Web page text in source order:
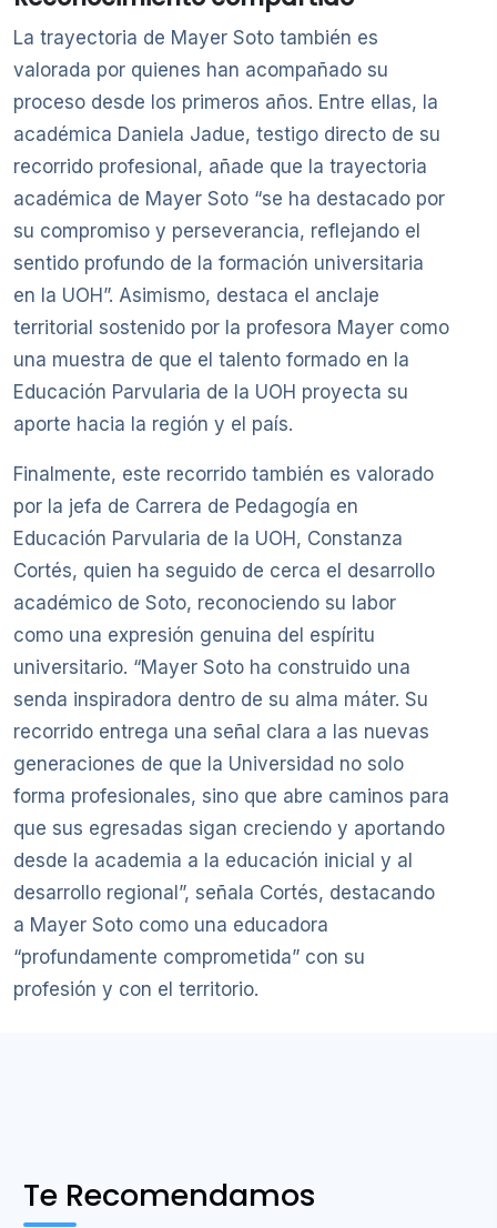
La trayectoria de Mayer Soto también es
valorada por quienes han acompañado su
proceso desde los primeros años. Entre ellas, la
académica Daniela Jadue, testigo directo de su
recorrido profesional, añade que la trayectoria
académica de Mayer Soto “se ha destacado por
su compromiso y perseverancia, reflejando el
sentido profundo de la formación universitaria
en la UOH”. Asimismo, destaca el anclaje
territorial sostenido por la profesora Mayer como
una muestra de que el talento formado en la
Educación Parvularia de la UOH proyecta su
aporte hacia la región y el país.
Finalmente, este recorrido también es valorado
por la jefa de Carrera de Pedagogía en
Educación Parvularia de la UOH, Constanza
Cortés, quien ha seguido de cerca el desarrollo
académico de Soto, reconociendo su labor
como una expresión genuina del espíritu
universitario. “Mayer Soto ha construido una
senda inspiradora dentro de su alma máter. Su
recorrido entrega una señal clara a las nuevas
generaciones de que la Universidad no solo
forma profesionales, sino que abre caminos para
que sus egresadas sigan creciendo y aportando
desde la academia a la educación inicial y al
desarrollo regional”, señala Cortés, destacando
a Mayer Soto como una educadora
“profundamente comprometida” con su
profesión y con el territorio.
Te Recomendamos